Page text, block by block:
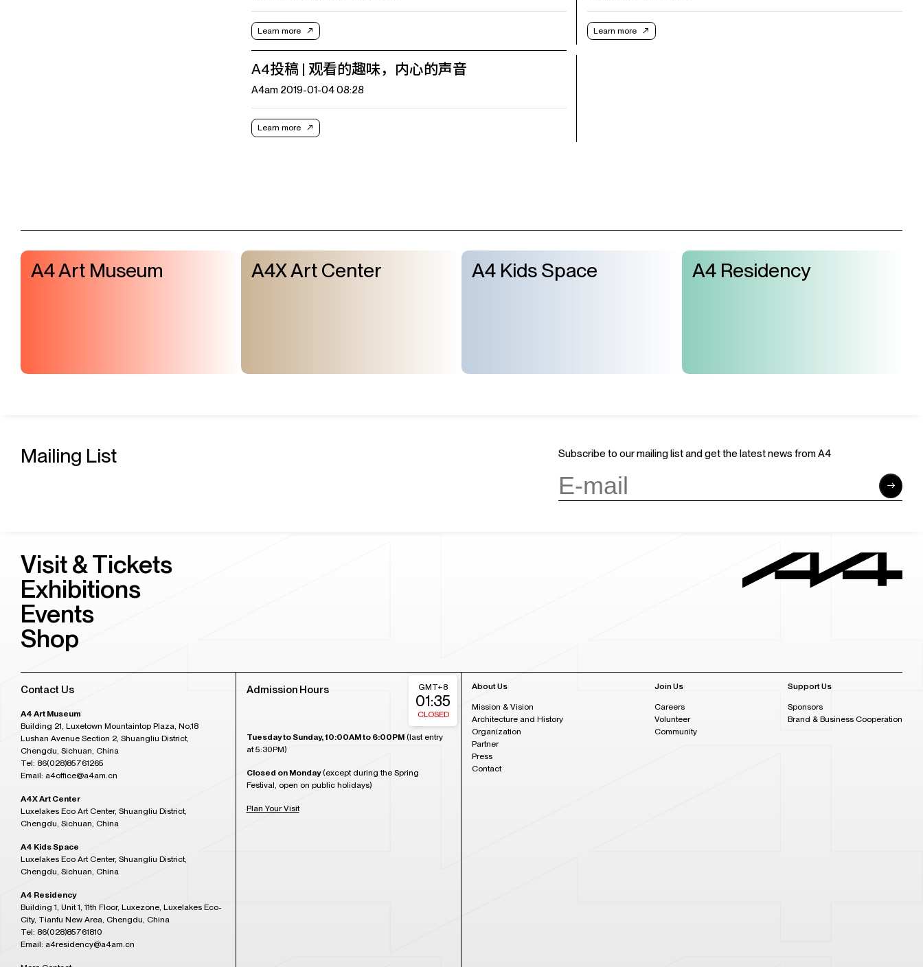
Learn more Learn more
A4投稿 | 观看的趣味，内心的声音
A4am 2019-01-04 08:28
Learn more
A4 Art Museum A4X Art Center A4 Kids Space A4 Residency
Mailing List Subscribe to our mailing list and get the latest news from A4
Visit & Tickets
Exhibitions
Events
Shop
Contact Us
A4 Art Museum
Building 21, Luxetown Mountaintop Plaza, No,18
Lushan Avenue Section 2, Shuangliu District,
Chengdu, Sichuan, China
Tel: 86(028)85761265
Email: a4office@a4am.cn
A4X Art Center
Luxelakes Eco Art Center, Shuangliu District,
Chengdu, Sichuan, China
A4 Kids Space
Luxelakes Eco Art Center, Shuangliu District,
Chengdu, Sichuan, China
A4 Residency
Building 1, Unit 1, 11th Floor, Luxezone, Luxelakes Eco-
City, Tianfu New Area, Chengdu, China
Tel: 86(028)85761810
Email: a4residency@a4am.cn
Admission Hours
Tuesday to Sunday, 10:00AM to 6:00PM(last entry
at 5:30PM)
Closed on Monday(except during the Spring
Festival, open on public holidays)
Plan Your Visit
GMT+8
01:35
CLOSED
About Us
Mission & Vision
Architecture and History
Organization
Partner
Press
Contact
Join Us
Careers
Volunteer
Community
Support Us
Sponsors
Brand & Business Cooperation